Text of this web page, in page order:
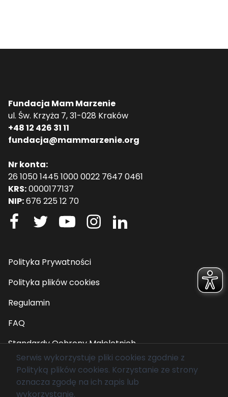
Fundacja Mam Marzenie
ul. Św. Krzyża 7, 31-028 Kraków
+48 12 426 31 11
fundacja@mammarzenie.org
Nr konta:
26 1050 1445 1000 0022 7647 0461
KRS:0000177137
NIP:676 225 12 70
Polityka Prywatności
Polityka plików cookies
Regulamin
FAQ
Standardy Ochrony Małoletnich
© 2026 Fundacja Mam Marzenie. Wszelkie prawa
zastrzeżone.
Serwis wykorzystuje pliki cookies zgodnie z
Polityką plików cookies. Korzystanie ze strony
oznacza zgodę na ich zapis lub
wykorzystanie.